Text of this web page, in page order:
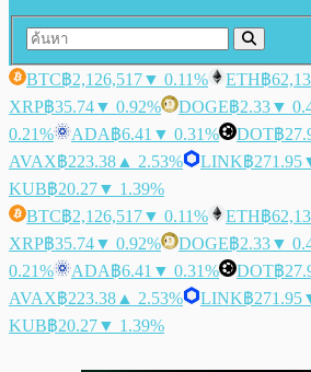
BTC฿2,126,517▼ 0.11% ETH฿
XRP฿35.74▼ 0.92% DOGE฿2.33▼
0.21%
ADA฿6.41 ▼ 0.31% DOT฿
AVAX฿223.38 ▲ 2.53% LINK฿271.95
KUB฿20.27▼ 1.39%
BTC฿2,126,517▼ 0.11% ETH฿
XRP฿35.74▼ 0.92% DOGE฿2.33▼
0.21%
ADA฿6.41 ▼ 0.31% DOT฿
AVAX฿223.38 ▲ 2.53% LINK฿271.95
KUB฿20.27▼ 1.39%